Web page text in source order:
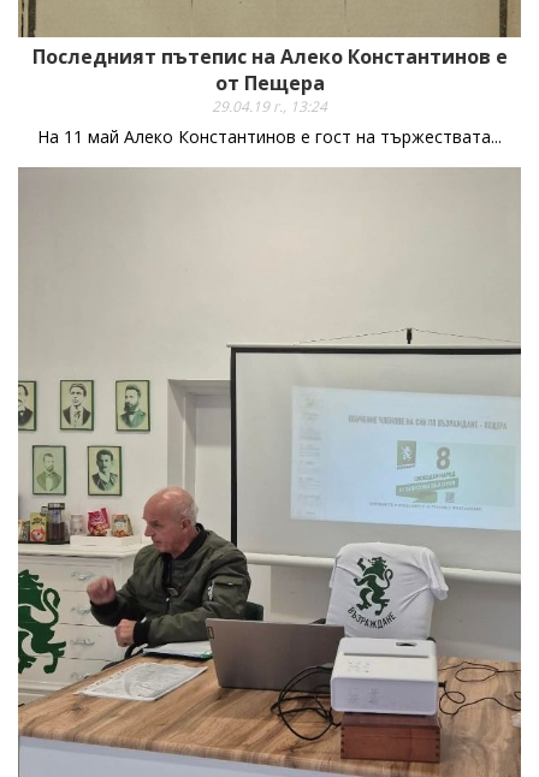
Последният пътепис на Алеко Константинов е
от Пещера
29.04.19 г., 13:24
На 11 май Алеко Константинов е гост на тържествата...